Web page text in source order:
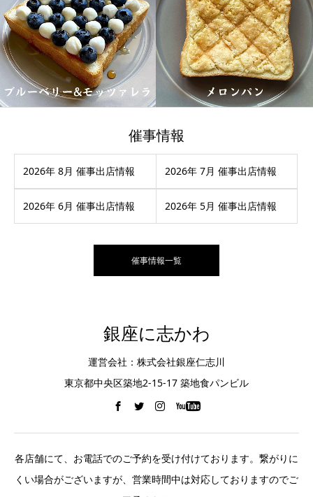
催事情報
2026年 8月 催事出店情報 2026年 7月 催事出店情報
2026年 6月 催事出店情報 2026年 5月 催事出店情報
催事情報一覧
銀座に志かわ
運営会社：株式会社銀座仁志川
東京都中央区築地2-15-17 築地食パンビル
各店舗にて、お電話でのご予約を受け付けております。繋がりに
くい場合がございますが、営業時間中は対応しておりますのでご